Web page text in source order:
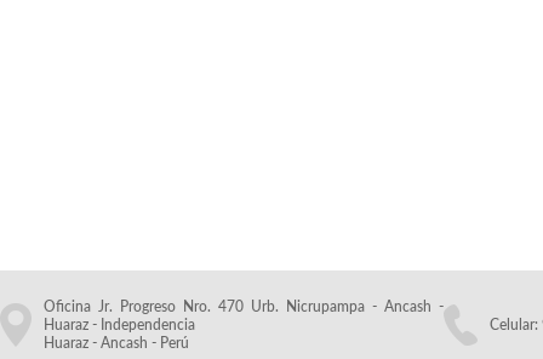
Oficina Jr. Progreso Nro. 470 Urb. Nicrupampa - Ancash -
Huaraz - Independencia
Huaraz - Ancash - Perú